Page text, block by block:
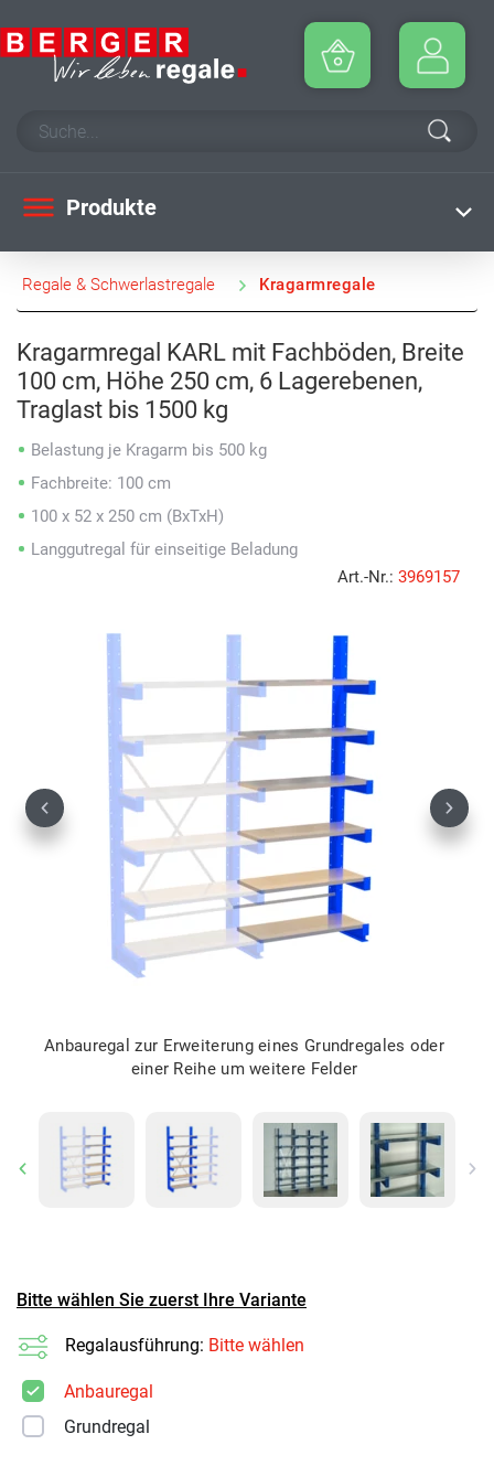
Produkte
Regale & Schwerlastregale Kragarmregale
Kragarmregal KARL mit Fachböden, Breite
100 cm, Höhe 250 cm, 6 Lagerebenen,
Traglast bis 1500 kg
Belastung je Kragarm bis 500 kg
Fachbreite: 100 cm
100 x 52 x 250 cm (BxTxH)
Langgutregal für einseitige Beladung
Art.-Nr.: 3969157
Anbauregal zur Erweiterung eines Grundregales oder
einer Reihe um weitere Felder
Previous Next
Previous
Bitte wählen Sie zuerst Ihre Variante
Regalausführung: Bitte wählen
Anbauregal
Grundregal